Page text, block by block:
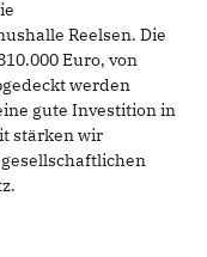
Reelsen. Die
Euro, von
werden
gute Investition in
stärken wir